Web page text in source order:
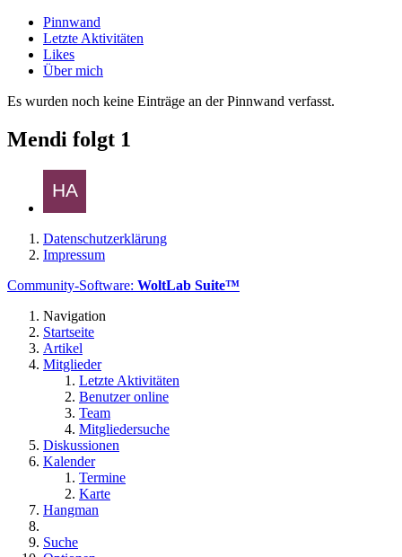
Pinnwand
Letzte Aktivitäten
Likes
Über mich
Es wurden noch keine Einträge an der Pinnwand verfasst.
Mendi folgt 1
Datenschutzerklärung
Impressum
Community-Software: WoltLab Suite™
Navigation
Startseite
Artikel
Mitglieder
Letzte Aktivitäten
Benutzer online
Team
Mitgliedersuche
Diskussionen
Kalender
Termine
Karte
Hangman
Suche